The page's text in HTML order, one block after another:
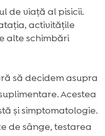
de viață al pisicii.
activitățile
alte schimbări
să decidem asupra
Acestea
și simptomatologie.
de sânge, testarea